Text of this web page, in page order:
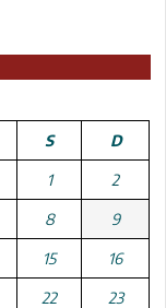
S D
1 2
8 9
15 16
22 23